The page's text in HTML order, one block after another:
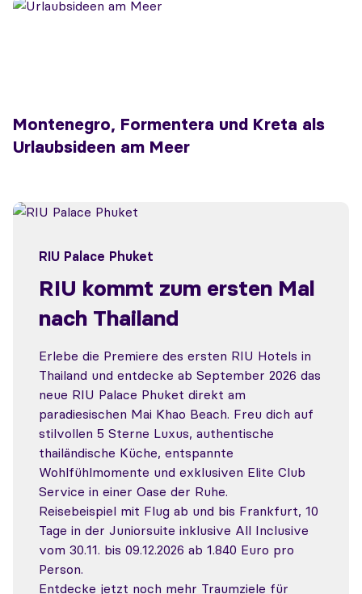
Montenegro, Formentera und Kreta als
Urlaubsideen am Meer
RIU Palace Phuket
RIU kommt zum ersten Mal
nach Thailand
Erlebe die Premiere des ersten RIU Hotels in
Thailand und entdecke ab September 2026 das
neue RIU Palace Phuket direkt am
paradiesischen Mai Khao Beach. Freu dich auf
stilvollen 5 Sterne Luxus, authentische
thailändische Küche, entspannte
Wohlfühlmomente und exklusiven Elite Club
Service in einer Oase der Ruhe.
Reisebeispiel mit Flug ab und bis Frankfurt, 10
Tage in der Juniorsuite inklusive All Inclusive
vom 30.11. bis 09.12.2026 ab 1.840 Euro pro
Person.
Entdecke jetzt noch mehr Traumziele für